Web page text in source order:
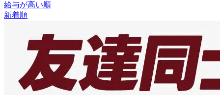
給与が高い順
新着順